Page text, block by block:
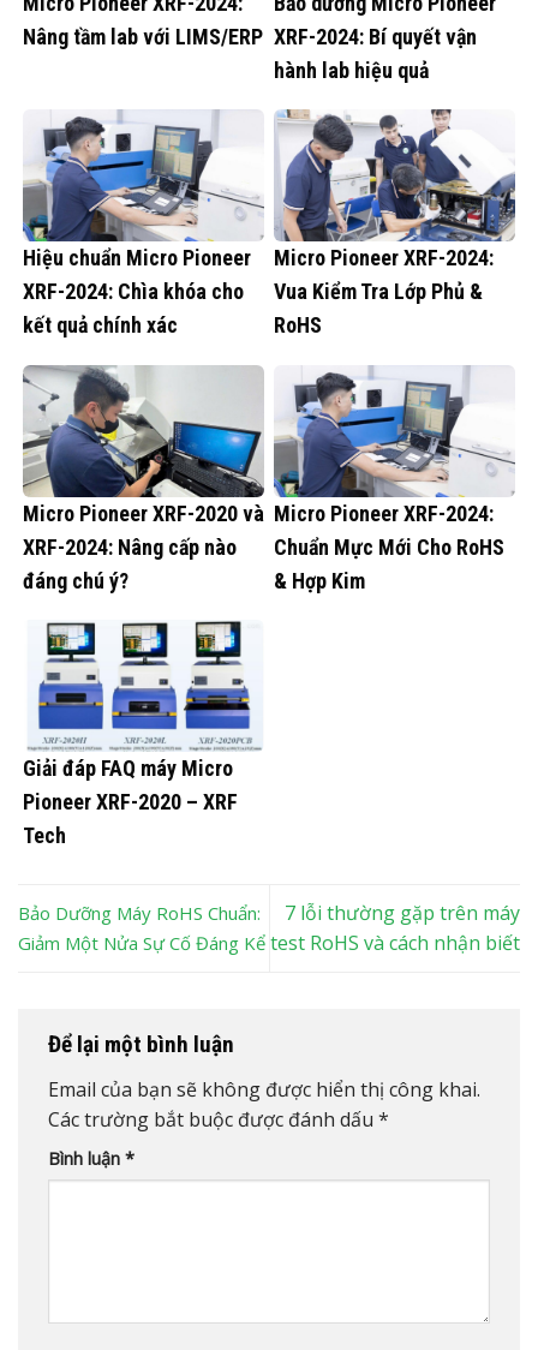
Nâng tầm lab với LIMS/ERP XRF-2024: Bí quyết vận
hành lab hiệu quả
Hiệu chuẩn Micro Pioneer
XRF-2024: Chìa khóa cho
kết quả chính xác
Micro Pioneer XRF-2024:
Vua Kiểm Tra Lớp Phủ &
RoHS
Micro Pioneer XRF-2020 và
XRF-2024: Nâng cấp nào
đáng chú ý?
Micro Pioneer XRF-2024:
Chuẩn Mực Mới Cho RoHS
& Hợp Kim
Giải đáp FAQ máy Micro
Pioneer XRF-2020 – XRF
Tech
Bảo Dưỡng Máy RoHS Chuẩn:
Giảm Một Nửa Sự Cố Đáng Kể
7 lỗi thường gặp trên máy
test RoHS và cách nhận biết
Để lại một bình luận
Email của bạn sẽ không được hiển thị công khai.
Các trường bắt buộc được đánh dấu *
Bình luận *